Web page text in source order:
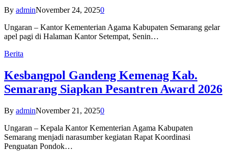
By adminNovember 24, 20250
Ungaran – Kantor Kementerian Agama Kabupaten Semarang gelar
apel pagi di Halaman Kantor Setempat, Senin…
Berita
Kesbangpol Gandeng Kemenag Kab.
Semarang Siapkan Pesantren Award 2026
By adminNovember 21, 20250
Ungaran – Kepala Kantor Kementerian Agama Kabupaten
Semarang menjadi narasumber kegiatan Rapat Koordinasi
Penguatan Pondok…